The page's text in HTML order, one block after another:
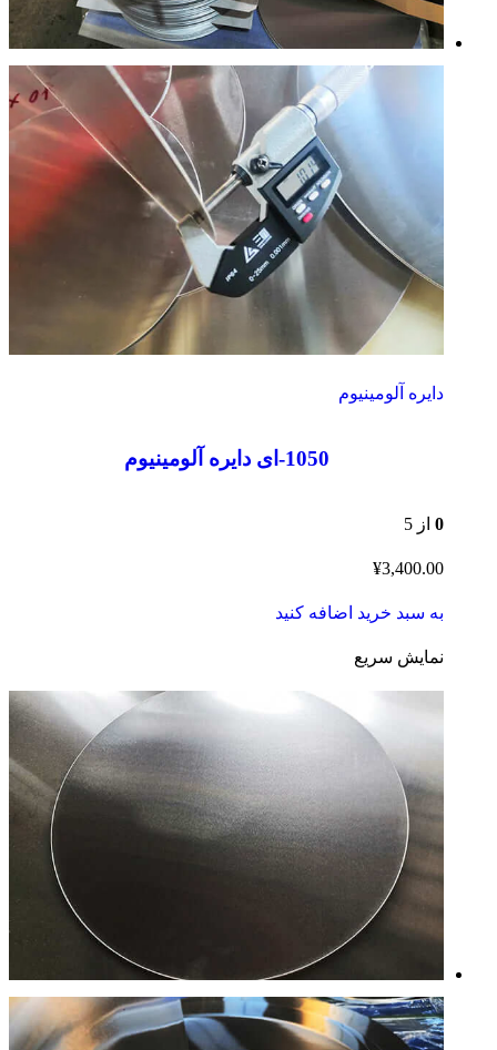
دایره آلومینیوم
1050-ای دایره آلومینیوم
0 از 5
¥3,400.00
به سبد خرید اضافه کنید
نمایش سریع